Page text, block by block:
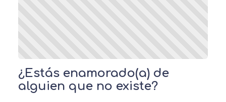
¿Estás enamorado(a) de
alguien que no existe?